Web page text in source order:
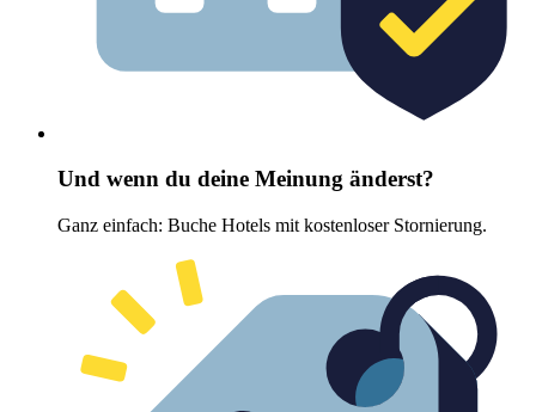
Und wenn du deine Meinung änderst?
Ganz einfach: Buche Hotels mit kostenloser Stornierung.